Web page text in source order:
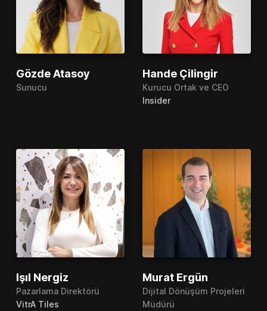
Gözde Atasoy
Sunucu
Hande Çilingir
Kurucu Ortak ve CEO
Insider
Işıl Nergiz
Pazarlama Direktörü
VitrA Tiles
Murat Ergün
Dijital Dönüşüm Projeleri
Müdürü